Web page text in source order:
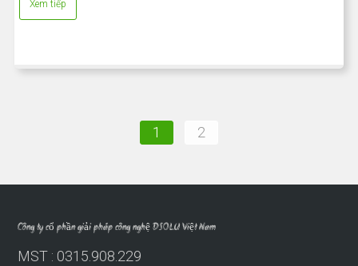
Xem tiếp
1 2
Công ty cổ phần giải pháp công nghệ DSOLU Việt Nam
MST : 0315.908.229